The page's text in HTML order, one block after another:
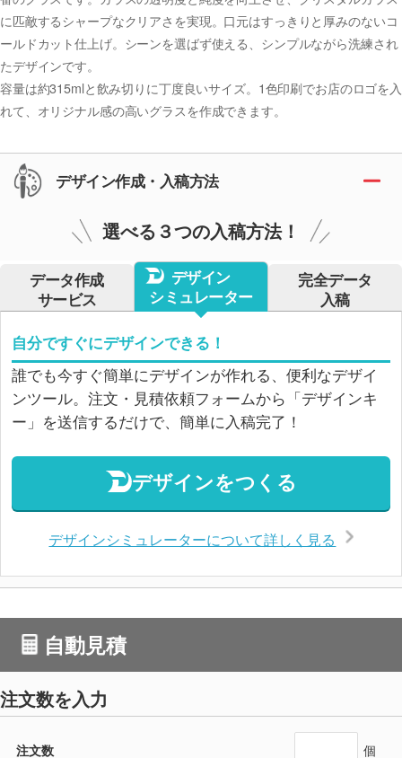
に匹敵するシャープなクリアさを実現。口元はすっきりと厚みのないコ
ールドカット仕上げ。シーンを選ばず使える、シンプルながら洗練され
たデザインです。
容量は約315mlと飲み切りに丁度良いサイズ。1色印刷でお店のロゴを入
れて、オリジナル感の高いグラスを作成できます。
デザイン作成・入稿方法
選べる３つの入稿方法！
データ作成
サービス
デザイン
シミュレーター
完全データ
入稿
自分ですぐにデザインできる！
誰でも今すぐ簡単にデザインが作れる、便利なデザイ
ンツール。注文・見積依頼フォームから「デザインキ
ー」を送信するだけで、簡単に入稿完了！
デザインをつくる
デザインシミュレーターについて詳しく見る
自動見積
注文数を入力
注文数 個